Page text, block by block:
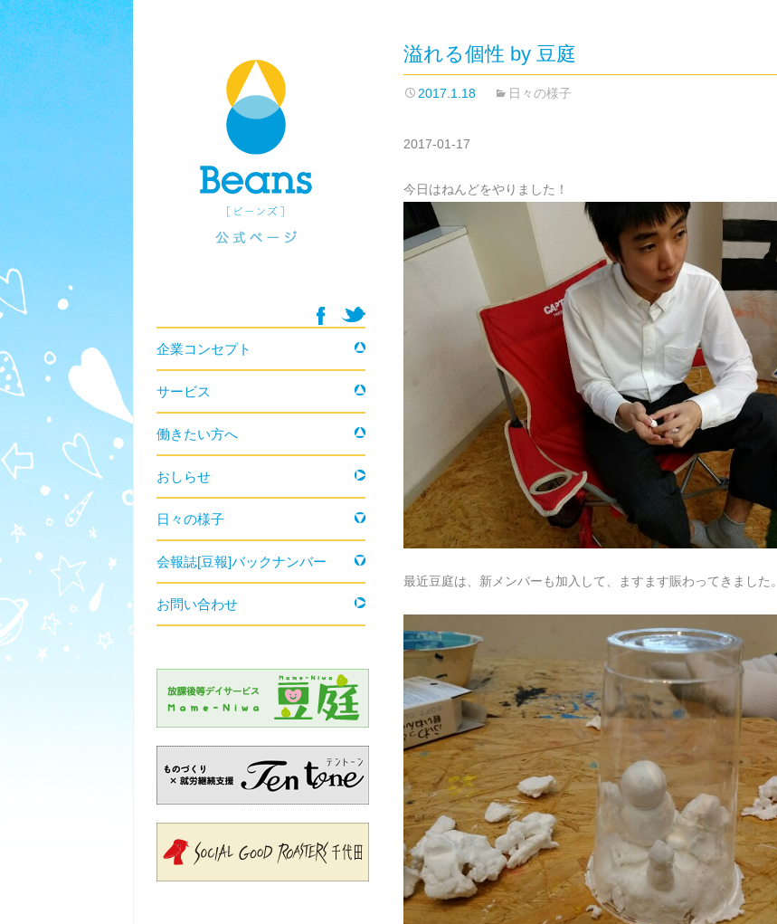
溢れる個性 by 豆庭
2017.1.18 日々の様子
2017-01-17
今日はねんどをやりました！
最近豆庭は、新メンバーも加入して、ますます賑わってきました。
企業コンセプト
サービス
働きたい方へ
おしらせ
日々の様子
会報誌[豆報]バックナンバー
お問い合わせ